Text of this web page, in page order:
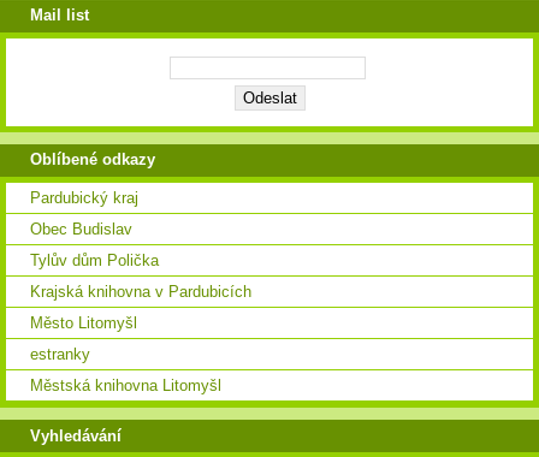
Mail list
Oblíbené odkazy
Pardubický kraj
Obec Budislav
Tylův dům Polička
Krajská knihovna v Pardubicích
Město Litomyšl
estranky
Městská knihovna Litomyšl
Vyhledávání